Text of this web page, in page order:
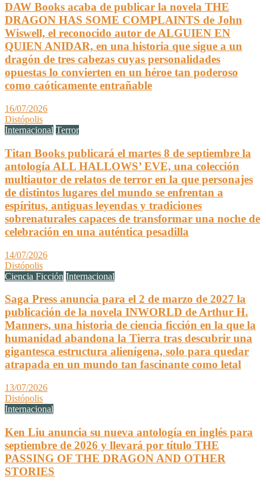
DAW Books acaba de publicar la novela THE
DRAGON HAS SOME COMPLAINTS de John
Wiswell, el reconocido autor de ALGUIEN EN
QUIEN ANIDAR, en una historia que sigue a un
dragón de tres cabezas cuyas personalidades
opuestas lo convierten en un héroe tan poderoso
como caóticamente entrañable
16/07/2026
Distópolis
Internacional Terror
Titan Books publicará el martes 8 de septiembre la
antología ALL HALLOWS’ EVE, una colección
multiautor de relatos de terror en la que personajes
de distintos lugares del mundo se enfrentan a
espíritus, antiguas leyendas y tradiciones
sobrenaturales capaces de transformar una noche de
celebración en una auténtica pesadilla
14/07/2026
Distópolis
Ciencia Ficción Internacional
Saga Press anuncia para el 2 de marzo de 2027 la
publicación de la novela INWORLD de Arthur H.
Manners, una historia de ciencia ficción en la que la
humanidad abandona la Tierra tras descubrir una
gigantesca estructura alienígena, solo para quedar
atrapada en un mundo tan fascinante como letal
13/07/2026
Distópolis
Internacional
Ken Liu anuncia su nueva antología en inglés para
septiembre de 2026 y llevará por título THE
PASSING OF THE DRAGON AND OTHER
STORIES